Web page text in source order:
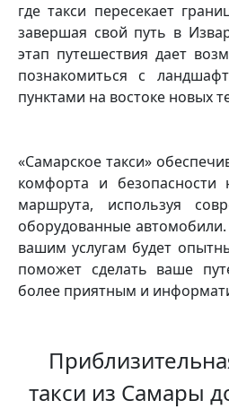
где такси пересекает
завершая свой путь в
этап путешествия дает
познакомиться с
пунктами на востоке новых
«Самарское такси»
комфорта и
маршрута, используя
оборудованные
вашим услугам будет
поможет сделать ваше
более приятным и
такси из Самары